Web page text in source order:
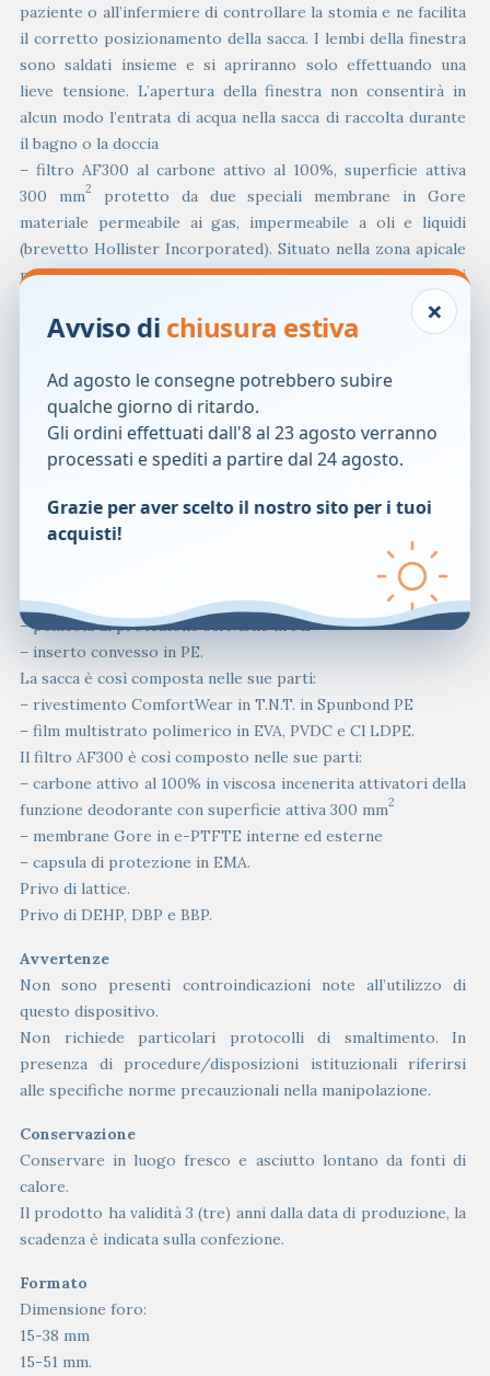
paziente o all’infermiere di controllare la stomia e ne facilita
il corretto posizionamento della sacca. I lembi della finestra
sono saldati insieme e si apriranno solo effettuando una
lieve tensione. L’apertura della finestra non consentirà in
alcun modo l’entrata di acqua nella sacca di raccolta durante
il bagno o la doccia
– filtro AF300 al carbone attivo al 100%, superficie attiva
300 mm2
protetto da due speciali membrane in Gore
materiale permeabile ai gas, impermeabile a oli e liquidi
(brevetto Hollister Incorporated). Situato nella zona apicale
per consentire pieno utilizzo della sacca, previene i
rigonfiamenti impedisce le perdite, non necessita di copri
filtro rettangolare
massimo comfort ad una maggiore sicurezza.
Modalità d’uso
Si consiglia di tenere in sede la sacca da 12 a 48 ore.
La placca è così composta nelle sue parti:
– idrocolloide CeraPlus: PIB, CMC, Pectina, Gelatina e
– supporto in EMA
– pellicola di protezione scrivibile in PE
– inserto convesso in PE.
La sacca è così composta nelle sue parti:
– rivestimento ComfortWear in T.N.T. in Spunbond PE
– film multistrato polimerico in EVA, PVDC e Cl LDPE.
Il filtro AF300 è così composto nelle sue parti:
– carbone attivo al 100% in viscosa incenerita attivatori della
funzione deodorante con superficie attiva 300 mm2
– membrane Gore in e-PTFTE interne ed esterne
– capsula di protezione in EMA.
Privo di lattice.
Privo di DEHP, DBP e BBP.
Avvertenze
Non sono presenti controindicazioni note all’utilizzo di
questo dispositivo.
Non richiede particolari protocolli di smaltimento. In
presenza di procedure/disposizioni istituzionali riferirsi
alle specifiche norme precauzionali nella manipolazione.
Conservazione
Conservare in luogo fresco e asciutto lontano da fonti di
calore.
Il prodotto ha validità 3 (tre) anni dalla data di produzione, la
scadenza è indicata sulla confezione.
Formato
Dimensione foro:
15-38 mm
15-51 mm.
×
Avviso di chiusura estiva
Ad agosto le consegne potrebbero subire
qualche giorno di ritardo.
Gli ordini effettuati dall'8 al 23 agosto verranno
processati e spediti a partire dal 24 agosto.
Grazie per aver scelto il nostro sito per i tuoi
acquisti!